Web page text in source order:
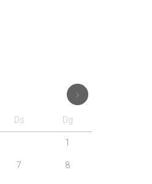
Ds Dg
1
7 8